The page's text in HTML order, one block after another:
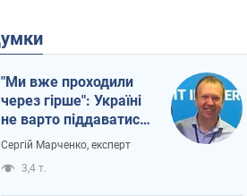
Думки
"Ми вже проходили
через гірше": Україні
не варто піддаватися
зневірі через
Сергій Марченко, експерт
3,4 т.